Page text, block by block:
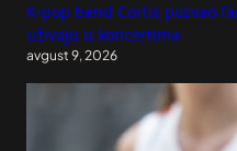
K-pop bend Cortis pozvao
uživaju u koncertima
avgust 9, 2026